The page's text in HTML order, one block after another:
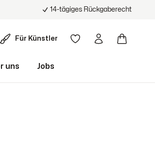
14-tägiges Rückgaberecht
Für Künstler
uns Jobs